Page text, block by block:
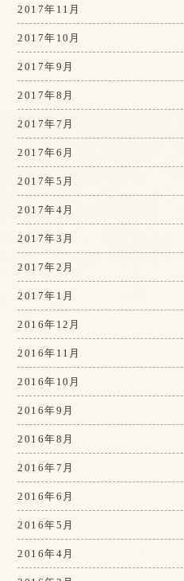
2017年11月
2017年10月
2017年9月
2017年8月
2017年7月
2017年6月
2017年5月
2017年4月
2017年3月
2017年2月
2017年1月
2016年12月
2016年11月
2016年10月
2016年9月
2016年8月
2016年7月
2016年6月
2016年5月
2016年4月